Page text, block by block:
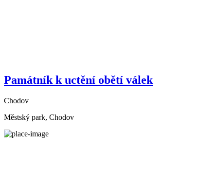
Památník k uctění obětí válek
Chodov
Městský park, Chodov